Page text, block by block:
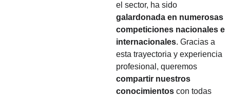
el sector, ha sido
galardonada en numerosas
competiciones nacionales e
internacionales. Gracias a
esta trayectoria y experiencia
profesional, queremos
compartir nuestros
conocimientos con todas